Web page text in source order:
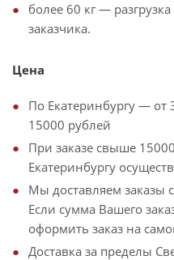
более 60 кг —
заказчика.
Цена
По Екатеринбургу — от
15000 рублей
При заказе свыше
Екатеринбургу
Мы доставляем заказы
Если сумма Вашего
оформить заказ на
Доставка за пределы